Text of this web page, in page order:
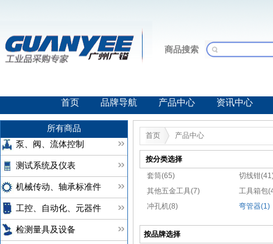
商品搜索
首页 品牌导航 产品中心 资讯中心
所有商品
泵、阀、流体控制
测试系统及仪表
机械传动、轴承标准件
工控、自动化、元器件
检测量具及设备
首页 产品中心
按分类选择
套筒(65)
切线钳
其他五金工具(7)
工具箱包
冲孔机(8)
弯管器(1)
按品牌选择